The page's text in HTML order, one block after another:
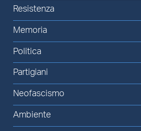
Resistenza
Memoria
Politica
Partigiani
Neofascismo
Ambiente